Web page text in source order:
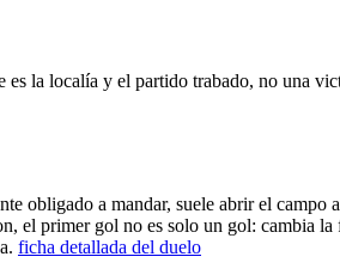
la localía y el partido trabado, no una
obligado a mandar, suele abrir el campo
el primer gol no es solo un gol: cambia
ficha detallada del duelo